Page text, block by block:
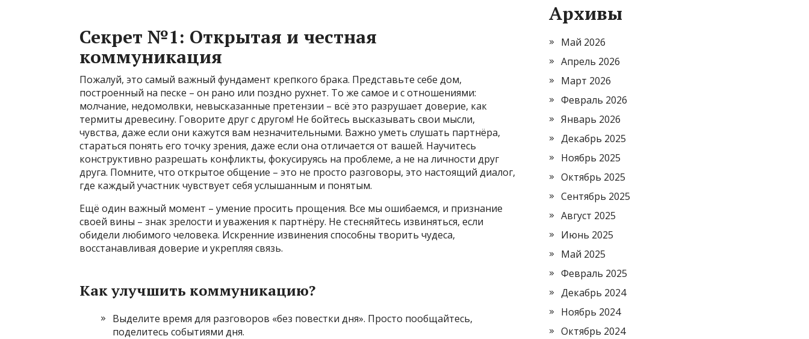
Секрет №1: Открытая и честная
коммуникация
Пожалуй, это самый важный фундамент крепкого брака. Представьте себе дом,
построенный на песке – он рано или поздно рухнет. То же самое и с отношениями:
молчание, недомолвки, невысказанные претензии – всё это разрушает доверие, как
термиты древесину. Говорите друг с другом! Не бойтесь высказывать свои мысли,
чувства, даже если они кажутся вам незначительными. Важно уметь слушать партнёра,
стараться понять его точку зрения, даже если она отличается от вашей. Научитесь
конструктивно разрешать конфликты, фокусируясь на проблеме, а не на личности друг
друга. Помните, что открытое общение – это не просто разговоры, это настоящий диалог,
где каждый участник чувствует себя услышанным и понятым.
Ещё один важный момент – умение просить прощения. Все мы ошибаемся, и признание
своей вины – знак зрелости и уважения к партнёру. Не стесняйтесь извиняться, если
обидели любимого человека. Искренние извинения способны творить чудеса,
восстанавливая доверие и укрепляя связь.
Как улучшить коммуникацию?
Выделите время для разговоров «без повестки дня». Просто пообщайтесь,
поделитесь событиями дня.
Архивы
Май 2026
Апрель 2026
Март 2026
Февраль 2026
Январь 2026
Декабрь 2025
Ноябрь 2025
Октябрь 2025
Сентябрь 2025
Август 2025
Июнь 2025
Май 2025
Февраль 2025
Декабрь 2024
Ноябрь 2024
Октябрь 2024